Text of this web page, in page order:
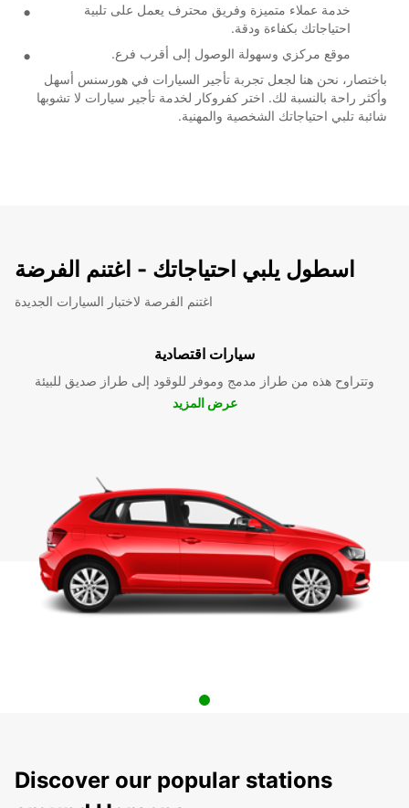
خدمة عملاء متميزة وفريق محترف يعمل على تلبية
احتياجاتك بكفاءة ودقة.
موقع مركزي وسهولة الوصول إلى أقرب فرع.
باختصار، نحن هنا لجعل تجربة تأجير السيارات في هورسنس أسهل
وأكثر راحة بالنسبة لك. اختر كفروكار لخدمة تأجير سيارات لا تشوبها
شائبة تلبي احتياجاتك الشخصية والمهنية.
اسطول يلبي احتياجاتك - اغتنم الفرضة
اغتنم الفرصة لاختبار السيارات الجديدة
سيارات اقتصادية
وتتراوح هذه من طراز مدمج وموفر للوقود إلى طراز صديق للبيئة
عرض المزيد
Discover our popular stations